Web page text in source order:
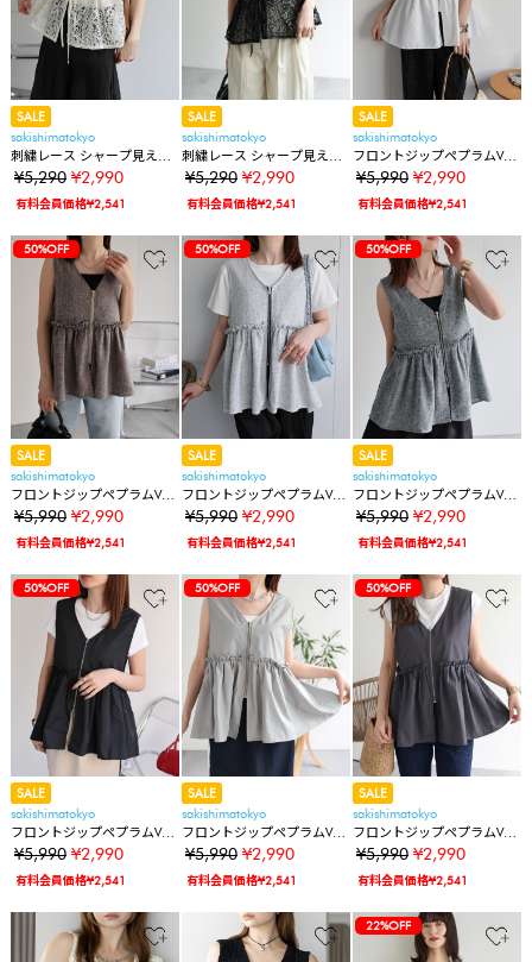
SALE
sakishimatokyo
刺繍レース シャープ見えベ
スト
¥5,290 ¥2,990
有料会員価格¥2,541
SALE
sakishimatokyo
刺繍レース シャープ見えベ
スト
¥5,290 ¥2,990
有料会員価格¥2,541
SALE
sakishimatokyo
フロントジップペプラムVネ
ックベスト
¥5,990 ¥2,990
有料会員価格¥2,541
50%OFF
SALE
sakishimatokyo
フロントジップペプラムVネ
ックベスト
¥5,990 ¥2,990
有料会員価格¥2,541
50%OFF
SALE
sakishimatokyo
フロントジップペプラムVネ
ックベスト
¥5,990 ¥2,990
有料会員価格¥2,541
50%OFF
SALE
sakishimatokyo
フロントジップペプラムVネ
ックベスト
¥5,990 ¥2,990
有料会員価格¥2,541
50%OFF
SALE
sakishimatokyo
フロントジップペプラムVネ
ックベスト
¥5,990 ¥2,990
有料会員価格¥2,541
50%OFF
SALE
sakishimatokyo
フロントジップペプラムVネ
ックベスト
¥5,990 ¥2,990
有料会員価格¥2,541
50%OFF
SALE
sakishimatokyo
フロントジップペプラムVネ
ックベスト
¥5,990 ¥2,990
有料会員価格¥2,541
22%OFF